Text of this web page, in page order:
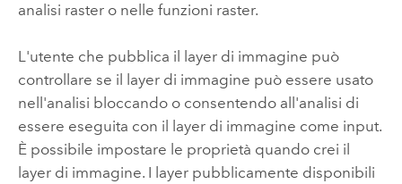
analisi raster o nelle funzioni raster.
L'utente che pubblica il layer di immagine può
controllare se il layer di immagine può essere usato
nell'analisi bloccando o consentendo all'analisi di
essere eseguita con il layer di immagine come input.
È possibile impostare le proprietà quando crei il
layer di immagine. I layer pubblicamente disponibili